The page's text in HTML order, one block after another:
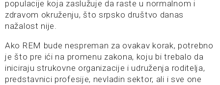
populacije koja zaslužuje da raste u normalnom i
zdravom okruženju, što srpsko društvo danas
nažalost nije.
Ako REM bude nespreman za ovakav korak, potrebno
je što pre ići na promenu zakona, koju bi trebalo da
iniciraju strukovne organizacije i udruženja roditelja,
predstavnici profesije, nevladin sektor, ali i sve one